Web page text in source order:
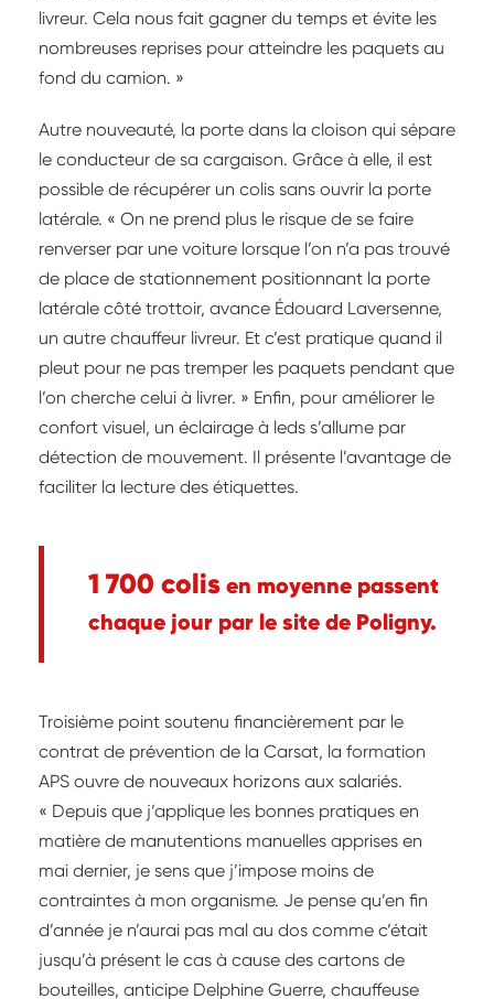
livreur. Cela nous fait gagner du temps et évite les
nombreuses reprises pour atteindre les paquets au
fond du camion. »
Autre nouveauté, la porte dans la cloison qui sépare
le conducteur de sa cargaison. Grâce à elle, il est
possible de récupérer un colis sans ouvrir la porte
latérale. « On ne prend plus le risque de se faire
renverser par une voiture lorsque l’on n’a pas trouvé
de place de stationnement positionnant la porte
latérale côté trottoir, avance Édouard Laversenne,
un autre chauffeur livreur. Et c’est pratique quand il
pleut pour ne pas tremper les paquets pendant que
l’on cherche celui à livrer. » Enfin, pour améliorer le
confort visuel, un éclairage à leds s’allume par
détection de mouvement. Il présente l’avantage de
faciliter la lecture des étiquettes.
1 700 colis en moyenne passent
chaque jour par le site de Poligny.
Troisième point soutenu financièrement par le
contrat de prévention de la Carsat, la formation
APS ouvre de nouveaux horizons aux salariés.
« Depuis que j’applique les bonnes pratiques en
matière de manutentions manuelles apprises en
mai dernier, je sens que j’impose moins de
contraintes à mon organisme. Je pense qu’en fin
d’année je n’aurai pas mal au dos comme c’était
jusqu’à présent le cas à cause des cartons de
bouteilles, anticipe Delphine Guerre, chauffeuse